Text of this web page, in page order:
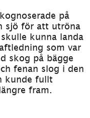
på
sjö för att utröna
kunna landa
som var
skog på bägge
fenan slog i den
kunde fullt
fram.